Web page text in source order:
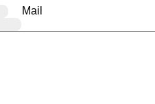
Mail